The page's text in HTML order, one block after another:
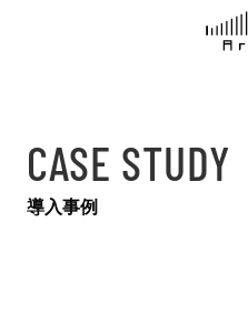
CASE STUDY
導入事例